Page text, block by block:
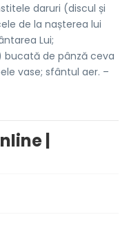
daruri (discul și
de la nașterea lui
Lui;
de pânză ceva
vase; sfântul aer. –
|